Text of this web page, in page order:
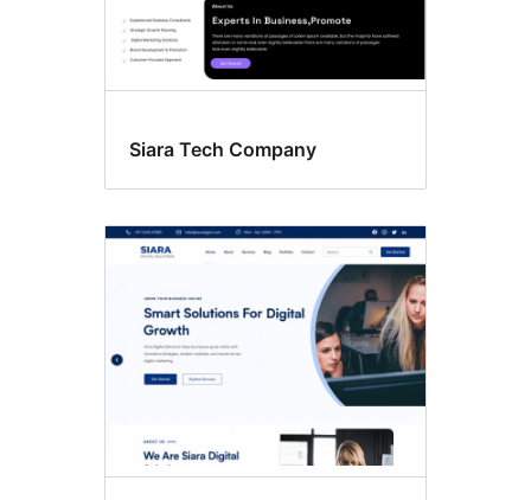
Siara Tech Company